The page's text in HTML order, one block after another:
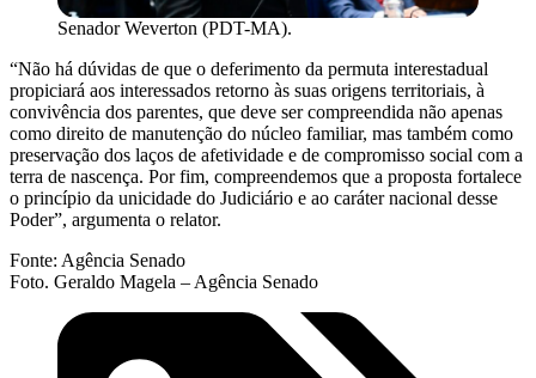
Senador Weverton (PDT-MA).
“Não há dúvidas de que o deferimento da permuta interestadual
propiciará aos interessados retorno às suas origens territoriais, à
convivência dos parentes, que deve ser compreendida não apenas
como direito de manutenção do núcleo familiar, mas também como
preservação dos laços de afetividade e de compromisso social com a
terra de nascença. Por fim, compreendemos que a proposta fortalece
o princípio da unicidade do Judiciário e ao caráter nacional desse
Poder”, argumenta o relator.
Fonte: Agência Senado
Foto. Geraldo Magela – Agência Senado